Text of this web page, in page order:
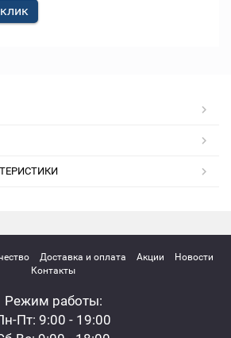
Доставка и оплата Акции
Новости
Контакты
Режим работы:
Пт: 9:00 - 19:00